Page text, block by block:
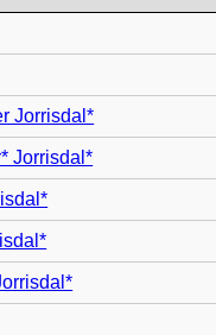
Jorrisdal*
Jorrisdal*